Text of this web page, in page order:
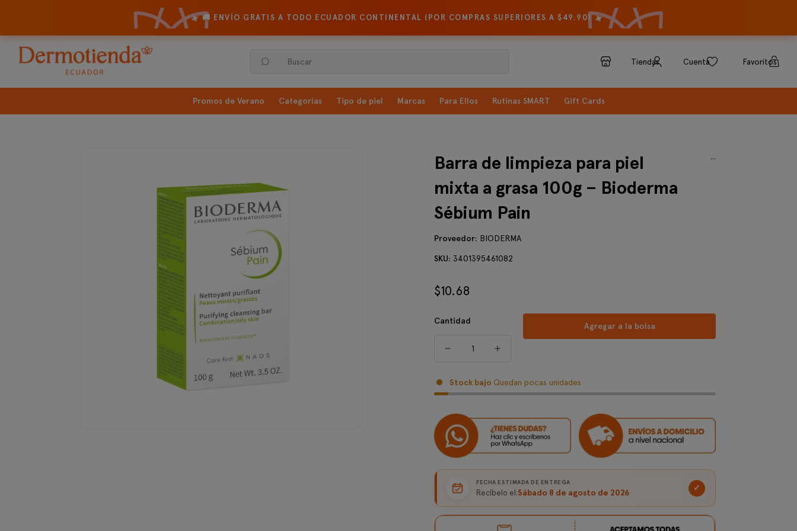
✦🚚 ENVÍO GRATIS A TODO ECUADOR CONTINENTAL (POR COMPRAS SUPERIORES A $49.90)✦
Buscar Tiendas Cuenta Favoritos
Promos de Verano Categorías Tipo de piel Marcas Para Ellos Rutinas SMART Gift Cards
Barra de limpieza para piel
mixta a grasa 100g – Bioderma
Sébium Pain
...
Proveedor: BIODERMA
SKU: 3401395461082
Precio
$10.68
Cantidad
Agregar a la bolsa
Stock bajo Quedan pocas unidades
FECHA ESTIMADA DE ENTREGA
Recíbelo el:Sábado 8 de agosto de 2026 ✓